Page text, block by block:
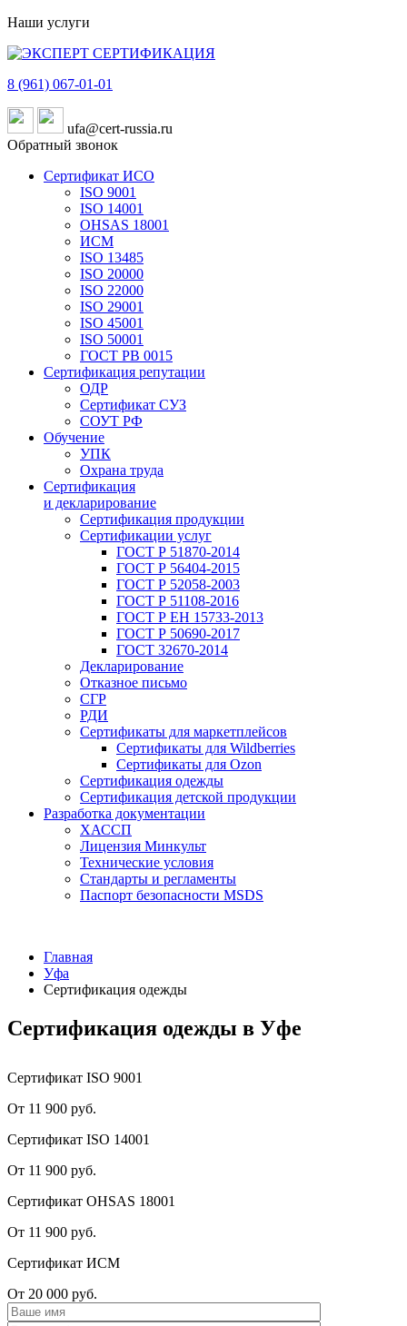
Наши услуги
8 (961) 067-01-01
ufa@cert-russia.ru
Обратный звонок
Сертификат ИСО
ISO 9001
ISO 14001
OHSAS 18001
ИСМ
ISO 13485
ISO 20000
ISO 22000
ISO 29001
ISO 45001
ISO 50001
ГОСТ РВ 0015
Сертификация репутации
ОДР
Сертификат СУЗ
СОУТ РФ
Обучение
УПК
Охрана труда
Сертификация
и декларирование
Сертификация продукции
Сертификации услуг
ГОСТ Р 51870-2014
ГОСТ Р 56404-2015
ГОСТ Р 52058-2003
ГОСТ Р 51108-2016
ГОСТ Р ЕН 15733-2013
ГОСТ Р 50690-2017
ГОСТ 32670-2014
Декларирование
Отказное письмо
СГР
РДИ
Сертификаты для маркетплейсов
Сертификаты для Wildberries
Сертификаты для Ozon
Сертификация одежды
Сертификация детской продукции
Разработка документации
ХАССП
Лицензия Минкульт
Технические условия
Стандарты и регламенты
Паспорт безопасности MSDS
Главная
Уфа
Сертификация одежды
Сертификация одежды в Уфе
Сертификат ISO 9001
От 11 900 руб.
Сертификат ISO 14001
От 11 900 руб.
Сертификат OHSAS 18001
От 11 900 руб.
Сертификат ИСМ
От 20 000 руб.